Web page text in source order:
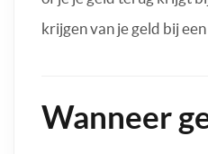
krijgen van je geld bij
Wanneer